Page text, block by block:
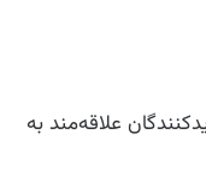
علاقه‌مند به